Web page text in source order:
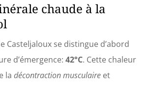
chaude à la
Casteljaloux se distingue d’abord
d’émergence: 42°C. Cette chaleur
la décontraction musculaire et